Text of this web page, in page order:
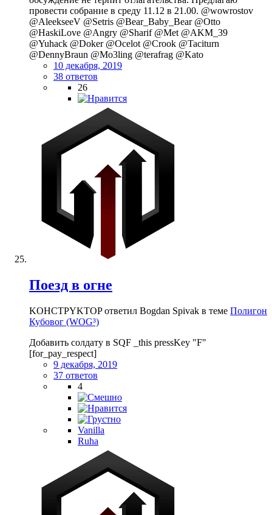
провести собрание в среду 11.12 в 21.00. @wowrostov
@AleekseeV @Setris @Bear_Baby_Bear @Otto
@HaskiLove @Angry @Sharif @Met @AKM_39
@Yuhack @Doker @Ocelot @Crook @Taciturn
@DennyBraun @Mo3ling @terafrag @Kato
10 декабря, 2019
38 ответов
26
Поезд в огне
KOHCTPYKTOP ответил Bogdan Spivak в теме Полигон
Кубовог (WOG³)
Добавить солдату в SQF _this pressKey "F"
[for_pay_respect]
9 декабря, 2019
37 ответов
4
Vanilla
Ruha